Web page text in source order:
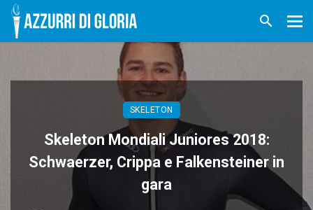
SKELETON
Skeleton Mondiali Juniores 2018:
Schwaerzer, Crippa e Falkensteiner in
gara